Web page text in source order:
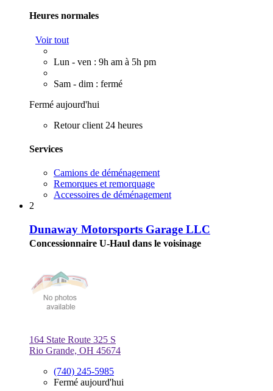
Heures normales
Voir tout
Lun - ven : 9h am à 5h pm
Sam - dim : fermé
Fermé aujourd'hui
Retour client 24 heures
Services
Camions de déménagement
Remorques et remorquage
Accessoires de déménagement
2
Dunaway Motorsports Garage LLC
Concessionnaire U-Haul dans le voisinage
164 State Route 325 S
Rio Grande, OH 45674
(740) 245-5985
Fermé aujourd'hui